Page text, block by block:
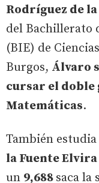
Rodríguez de la
del Bachillerato
(BIE) de
Burgos, Álvaro
cursar el doble
Matemáticas.
También estudia
la Fuente
un 9,688 saca la